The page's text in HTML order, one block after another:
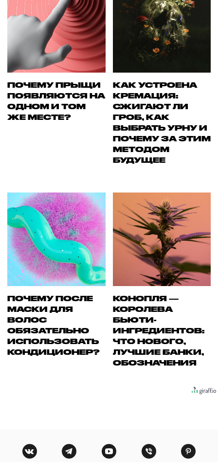
ПОЧЕМУ ПРЫЩИ
ПОЯВЛЯЮТСЯ НА
ОДНОМ И ТОМ
ЖЕ МЕСТЕ?
КАК УСТРОЕНА
КРЕМАЦИЯ:
СЖИГАЮТ ЛИ
ГРОБ, КАК
ВЫБРАТЬ УРНУ И
ПОЧЕМУ ЗА ЭТИМ
МЕТОДОМ
БУДУЩЕЕ
ПОЧЕМУ ПОСЛЕ
МАСКИ ДЛЯ
ВОЛОС
ОБЯЗАТЕЛЬНО
ИСПОЛЬЗОВАТЬ
КОНДИЦИОНЕР?
КОНОПЛЯ —
КОРОЛЕВА
БЬЮТИ-
ИНГРЕДИЕНТОВ:
ЧТО НОВОГО,
ЛУЧШИЕ БАНКИ,
ОБОЗНАЧЕНИЯ